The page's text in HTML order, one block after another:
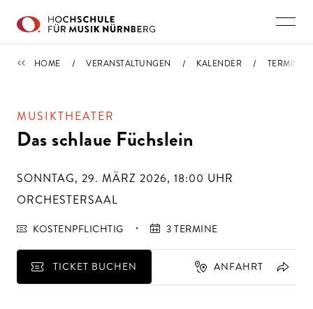
TERMINE
HOME VERANSTALTUNGEN KALENDER TERMIN
MUSIKTHEATER
Das schlaue Füchslein
SONNTAG, 29. MÄRZ 2026, 18:00 UHR
ORCHESTERSAAL
KOSTENPFLICHTIG 3 TERMINE
TICKET BUCHEN ANFAHRT